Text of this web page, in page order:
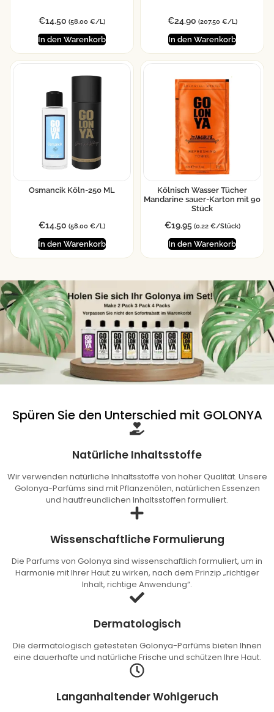
€14.50 (58.00 €/L)
In den Warenkorb
€24.90 (207.50 €/L)
In den Warenkorb
Osmancik Köln-250 ML
€14.50 (58.00 €/L)
In den Warenkorb
Kölnisch Wasser Tücher
Mandarine sauer-Karton mit 90
Stück
€19.95 (0.22 €/Stück)
In den Warenkorb
Spüren Sie den Unterschied mit GOLONYA
Natürliche Inhaltsstoffe
Wir verwenden natürliche Inhaltsstoffe von hoher Qualität. Unsere
Golonya-Parfüms sind mit Pflanzenölen, natürlichen Essenzen
und hautfreundlichen Inhaltsstoffen formuliert.
Wissenschaftliche Formulierung
Die Parfums von Golonya sind wissenschaftlich formuliert, um in
Harmonie mit Ihrer Haut zu wirken, nach dem Prinzip „richtiger
Inhalt, richtige Anwendung“.
Dermatologisch
Die dermatologisch getesteten Golonya-Parfüms bieten Ihnen
eine dauerhafte und natürliche Frische und schützen Ihre Haut.
Langanhaltender Wohlgeruch